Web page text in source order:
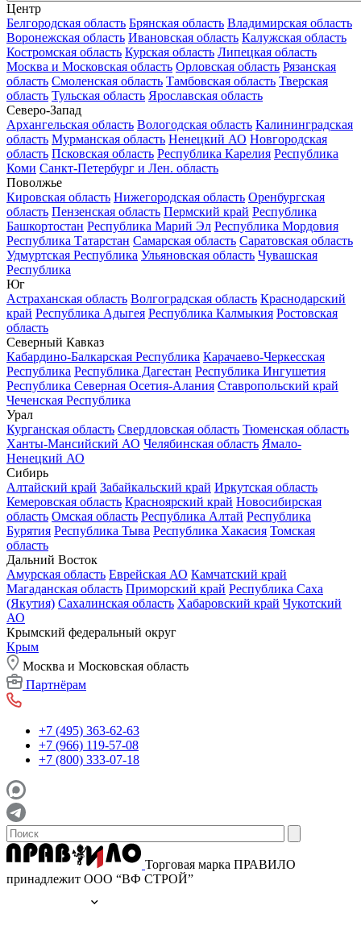
Центр
Белгородская область Брянская область Владимирская область
Воронежская область Ивановская область Калужская область
Костромская область Курская область Липецкая область
Москва и Московская область Орловская область Рязанская
область Смоленская область Тамбовская область Тверская
область Тульская область Ярославская область
Северо-Запад
Архангельская область Вологодская область Калининградская
область Мурманская область Ненецкий АО Новгородская
область Псковская область Республика Карелия Республика
Коми Санкт-Петербург и Лен. область
Поволжье
Кировская область Нижегородская область Оренбургская
область Пензенская область Пермский край Республика
Башкортостан Республика Марий Эл Республика Мордовия
Республика Татарстан Самарская область Саратовская область
Удмуртская Республика Ульяновская область Чувашская
Республика
Юг
Астраханская область Волгоградская область Краснодарский
край Республика Адыгея Республика Калмыкия Ростовская
область
Северный Кавказ
Кабардино-Балкарская Республика Карачаево-Черкесская
Республика Республика Дагестан Республика Ингушетия
Республика Северная Осетия-Алания Ставропольский край
Чеченская Республика
Урал
Курганская область Свердловская область Тюменская область
Ханты-Мансийский АО Челябинская область Ямало-
Ненецкий АО
Сибирь
Алтайский край Забайкальский край Иркутская область
Кемеровская область Красноярский край Новосибирская
область Омская область Республика Алтай Республика
Бурятия Республика Тыва Республика Хакасия Томская
область
Дальний Восток
Амурская область Еврейская АО Камчатский край
Магаданская область Приморский край Республика Саха
(Якутия) Сахалинская область Хабаровский край Чукотский
АО
Крымский федеральный округ
Крым
Москва и Московская область
Партнёрам
+7 (495) 363-62-63
+7 (966) 119-57-08
+7 (800) 333-07-18
Торговая марка ПРАВИЛО
принадлежит ООО “ВФ СТРОЙ”